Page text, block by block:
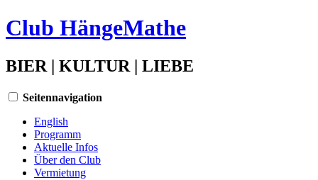
Club HängeMathe
BIER | KULTUR | LIEBE
Seitennavigation
English
Programm
Aktuelle Infos
Über den Club
Vermietung